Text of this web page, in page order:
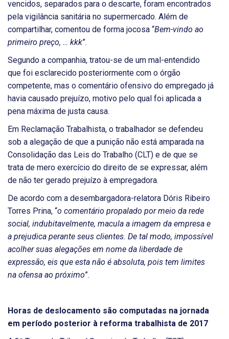
vencidos, separados para o descarte, foram encontrados
pela vigilância sanitária no supermercado. Além de
compartilhar, comentou de forma jocosa “Bem-vindo ao
primeiro preço, … kkk”.
Segundo a companhia, tratou-se de um mal-entendido
que foi esclarecido posteriormente com o órgão
competente, mas o comentário ofensivo do empregado já
havia causado prejuízo, motivo pelo qual foi aplicada a
pena máxima de justa causa.
Em Reclamação Trabalhista, o trabalhador se defendeu
sob a alegação de que a punição não está amparada na
Consolidação das Leis do Trabalho (CLT) e de que se
trata de mero exercício do direito de se expressar, além
de não ter gerado prejuízo à empregadora.
De acordo com a desembargadora-relatora Dóris Ribeiro
Torres Prina, “o comentário propalado por meio da rede
social, indubitavelmente, macula a imagem da empresa e
a prejudica perante seus clientes. De tal modo, impossível
acolher suas alegações em nome da liberdade de
expressão, eis que esta não é absoluta, pois tem limites
na ofensa ao próximo”.
Horas de deslocamento são computadas na jornada
em período posterior à reforma trabalhista de 2017